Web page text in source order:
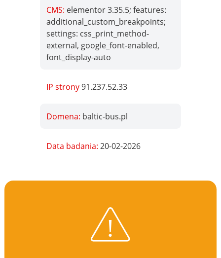
CMS: elementor 3.35.5; features:
additional_custom_breakpoints;
settings: css_print_method-
external, google_font-enabled,
font_display-auto
IP strony91.237.52.33
Domena: baltic-bus.pl
Data badania:20-02-2026